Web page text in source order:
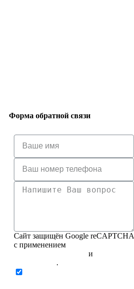
Форма обратной связи
Сайт защищён Google reCAPTCHA
с применением
и
.